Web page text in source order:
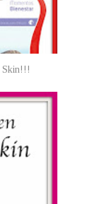
Skin!!!